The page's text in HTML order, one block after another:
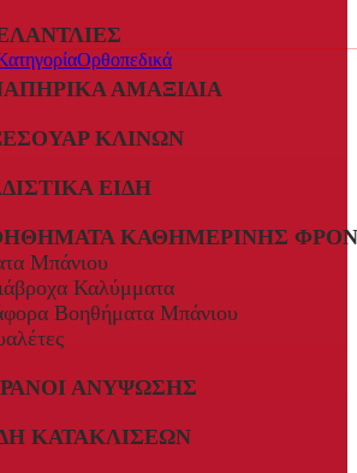
Ορθοπεδικά
ΑΜΑΞΊΔΙΑ
ΚΛΙΝΏΝ
ΕΊΔΗ
ΚΑΘΗΜΕΡΙΝΉΣ
Μπάνιου
Καλύμματα
Βοηθήματα Μπάνιου
ΑΝΎΨΩΣΗΣ
ΚΑΤΑΚΛΊΣΕΩΝ